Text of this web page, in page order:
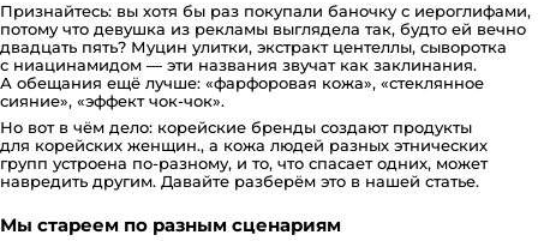
Признайтесь: вы хотя бы раз покупали баночку с иероглифами,
потому что девушка из рекламы выглядела так, будто ей вечно
двадцать пять? Муцин улитки, экстракт центеллы, сыворотка
с ниацинамидом — эти названия звучат как заклинания.
А обещания ещё лучше: «фарфоровая кожа», «стеклянное
сияние», «эффект чок-чок».
Но вот в чём дело: корейские бренды создают продукты
для корейских женщин., а кожа людей разных этнических
групп устроена по-разному, и то, что спасает одних, может
навредить другим. Давайте разберём это в нашей статье.
Мы стареем по разным сценариям